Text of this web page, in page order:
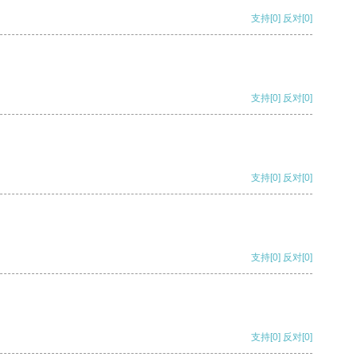
支持[0] 反对[0]
支持[0] 反对[0]
支持[0] 反对[0]
支持[0] 反对[0]
支持[0] 反对[0]